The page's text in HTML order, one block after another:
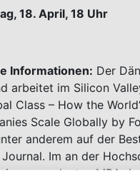
18. April, 18 Uhr
Informationen: Der
arbeitet im Silicon
Class – How the
Scale Globally by
anderem auf der
Im an der
geplanten MBA